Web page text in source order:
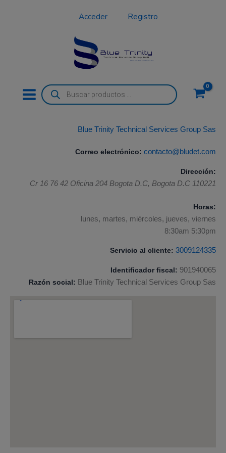
Acceder Registro
Búsqueda
de
productos
Blue Trinity Technical Services Group Sas
Correo electrónico: contacto@bludet.com
Dirección:
Cr 16 76 42 Oficina 204 Bogota D.C, Bogota D.C 110221
Horas:
lunes, martes, miércoles, jueves, viernes
8:30am 5:30pm
Servicio al cliente: 3009124335
Identificador fiscal: 901940065
Razón social: Blue Trinity Technical Services Group Sas